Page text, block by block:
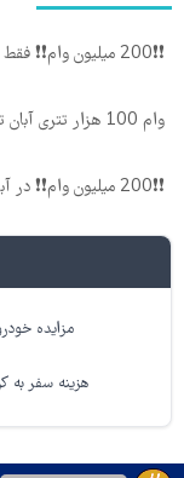
❗❗200 میلیون وام❗❗ فقط با احراز هویت در آبان تتر
وام 100 هزار تتری آبان تتر | فوری، فقط با احراز هویت
❗❗200 میلیون وام❗❗ در آبان تتر احراز هویت کن
مزایده
هزینه سفر به